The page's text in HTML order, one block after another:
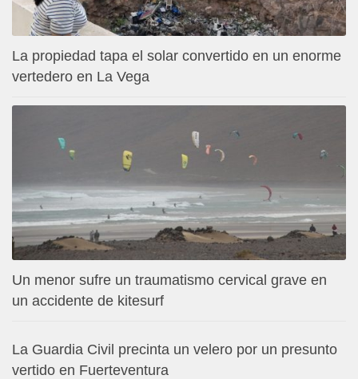
La propiedad tapa el solar convertido en un enorme
vertedero en La Vega
Un menor sufre un traumatismo cervical grave en
un accidente de kitesurf
La Guardia Civil precinta un velero por un presunto
vertido en Fuerteventura